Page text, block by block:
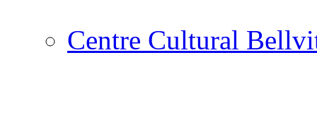
Centre Cultural